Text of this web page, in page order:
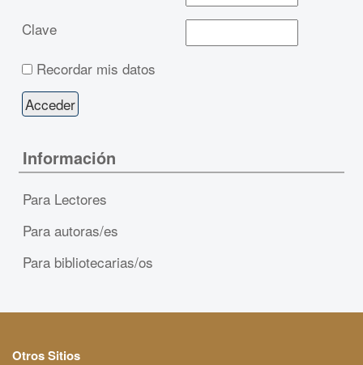
Clave
Recordar mis datos
Información
Para Lectores
Para autoras/es
Para bibliotecarias/os
Otros Sitios